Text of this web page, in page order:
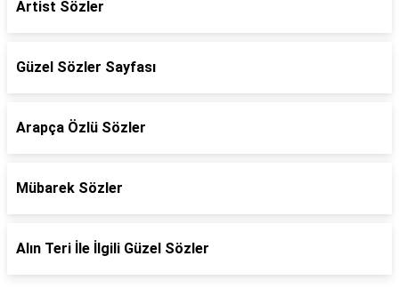
Artist Sözler
Güzel Sözler Sayfası
Arapça Özlü Sözler
Mübarek Sözler
Alın Teri İle İlgili Güzel Sözler